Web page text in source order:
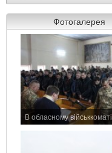
Фотогалерея
В обласному військкоматі